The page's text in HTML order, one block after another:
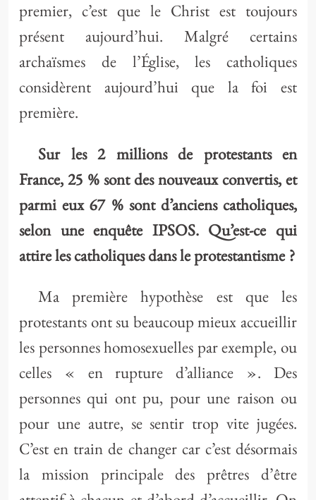
premier, c’est que le Christ est toujours
présent aujourd’hui. Malgré certains
archaïsmes de l’Église, les catholiques
considèrent aujourd’hui que la foi est
première.
Sur les 2 millions de protestants en
France, 25 % sont des nouveaux convertis, et
parmi eux 67 % sont d’anciens catholiques,
selon une enquête IPSOS. Qu’est-ce qui
attire les catholiques dans le protestantisme ?
Ma première hypothèse est que les
protestants ont su beaucoup mieux accueillir
les personnes homosexuelles par exemple, ou
celles « en rupture d’alliance ». Des
personnes qui ont pu, pour une raison ou
pour une autre, se sentir trop vite jugées.
C’est en train de changer car c’est désormais
la mission principale des prêtres d’être